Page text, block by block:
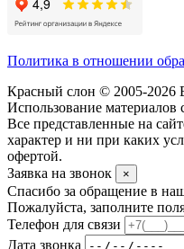
Политика в отношении
Красный слон © 2005-2026
Использование материалов
Все представленные на
характер и ни при каких
офертой.
Заявка на звонок
×
Спасибо за обращение в
Пожалуйста, заполните
Телефон для связи
Дата звонка